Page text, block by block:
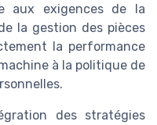
aux exigences de la
la gestion des pièces
la performance
à la politique de
des stratégies